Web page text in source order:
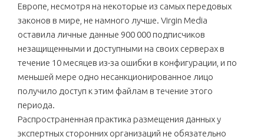
Европе, несмотря на некоторые из самых передовых
законов в мире, не намного лучше. Virgin Media
оставила личные данные 900 000 подписчиков
незащищенными и доступными на своих серверах в
течение 10 месяцев из-за ошибки в конфигурации, и по
меньшей мере одно несанкционированное лицо
получило доступ к этим файлам в течение этого
периода.
Распространенная практика размещения данных у
экспертных сторонних организаций не обязательно